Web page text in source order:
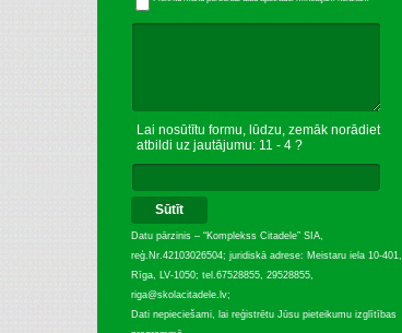
Lai nosūtītu formu, lūdzu, zemāk norādiet
atbildi uz jautājumu: 11 - 4 ?
Sūtīt
Datu pārzinis – “Komplekss Citadele” SIA,
reģ.Nr.42103026504; juridiskā adrese: Meistaru iela 10-401,
Rīga, LV-1050; tel.67528855, 29528855,
riga@skolacitadele.lv;
Dati nepieciešami, lai reģistrētu Jūsu pieteikumu izglītības